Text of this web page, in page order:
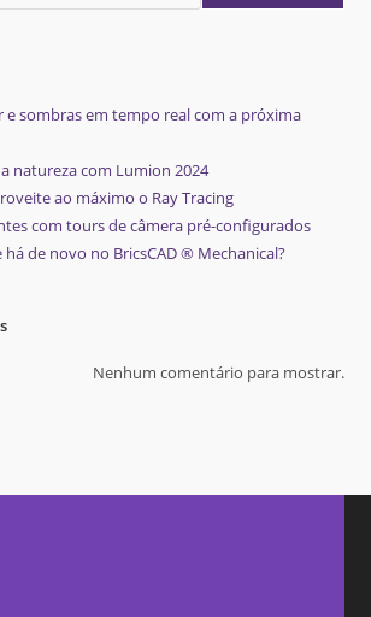
e sombras em tempo real com a próxima
natureza com Lumion 2024
ao máximo o Ray Tracing
com tours de câmera pré-configurados
há de novo no BricsCAD ® Mechanical?
Nenhum comentário para mostrar.